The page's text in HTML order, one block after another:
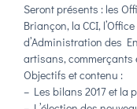
Seront présents : les
Briançon, la CCI,
d’Administration des
artisans, commerçants
Objectifs et contenu :
– Les bilans 2017 et la